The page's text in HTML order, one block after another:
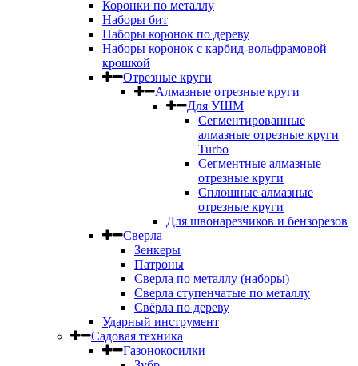
Коронки по металлу
Наборы бит
Наборы коронок по дереву
Наборы коронок с карбид-вольфрамовой
крошкой
Отрезные круги
Алмазные отрезные круги
Для УШМ
Сегментированные
алмазные отрезные круги
Turbo
Сегментные алмазные
отрезные круги
Сплошные алмазные
отрезные круги
Для швонарезчиков и бензорезов
Сверла
Зенкеры
Патроны
Сверла по металлу (наборы)
Сверла ступенчатые по металлу
Свёрла по дереву
Ударный инструмент
Садовая техника
Газонокосилки